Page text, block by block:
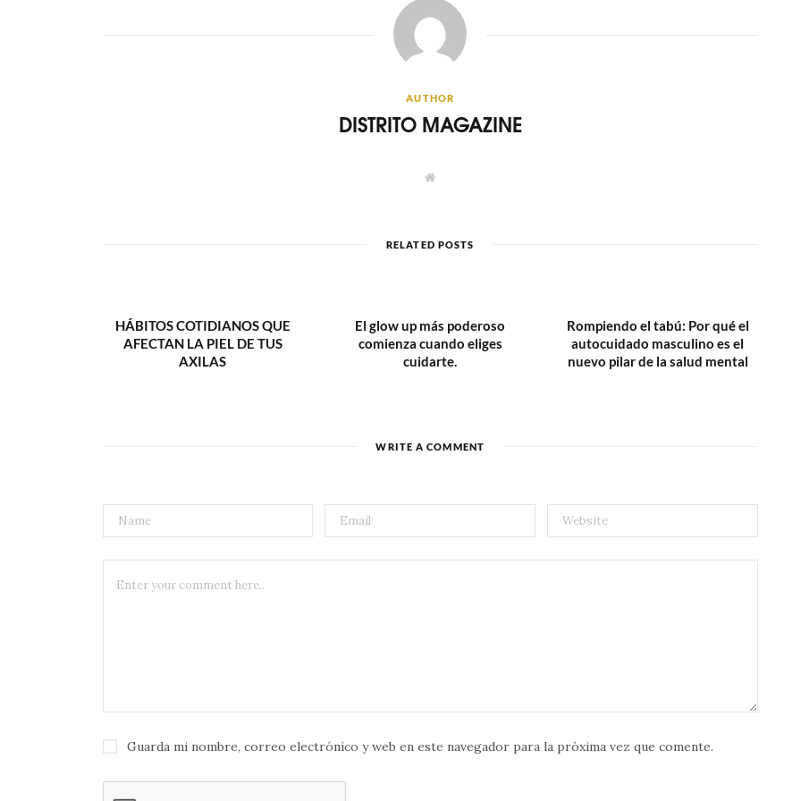
AUTHOR
DISTRITO MAGAZINE
W
e
RELATED POSTS
HÁBITOS COTIDIANOS QUE
AFECTAN LA PIEL DE TUS
AXILAS
El glow up más poderoso
comienza cuando eliges
cuidarte.
Rompiendo el tabú: Por qué el
autocuidado masculino es el
nuevo pilar de la salud mental
WRITE A COMMENT
Guarda mi nombre, correo electrónico y web en este navegador para la próxima vez que comente.